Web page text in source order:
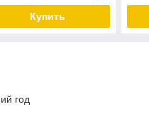
Купить
год